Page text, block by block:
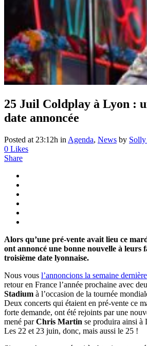
25 Juil Coldplay à Lyon :
date annoncée
Posted at 23:12h in Agenda, News by
0 Likes
Share
Alors qu’une pré-vente avait lieu ce
ont annoncé une bonne nouvelle à leurs
troisième date lyonnaise.
Nous vous l’annoncions la semaine dernière
retour en France l’année prochaine avec
Stadium à l’occasion de la tournée
Deux concerts qui étaient en pré-vente ce
forte demande, ont été rejoints par une
mené parChris Martin se produira ainsi à
Les 22 et 23 juin, donc, mais aussi le 25 !